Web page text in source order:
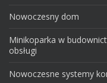
Nowoczesny dom
Minikoparka w
obsługi
Nowoczesne systemy